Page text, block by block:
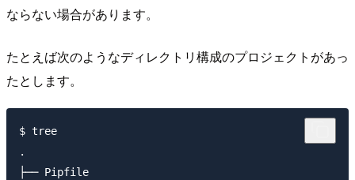
ならない場合があります。
たとえば次のようなディレクトリ構成のプロジェクトがあっ
たとします。
$ tree
.
├── Pipfile